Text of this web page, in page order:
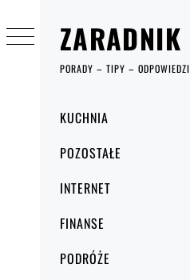
ZARADNIK
PORADY – TIPY – ODPOWIEDZI
główneKUCHNIA
POZOSTAŁE
INTERNET
FINANSE
PODRÓŻE
do
treści